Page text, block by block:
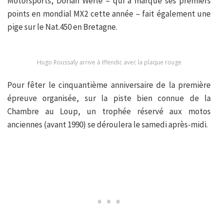
points en mondial MX2 cette année – fait également une
pige sur le Nat.450 en Bretagne.
Hugo Roussaly arrive à Iffendic avec la plaque rouge
Pour fêter le cinquantième anniversaire de la première
épreuve organisée, sur la piste bien connue de la
Chambre au Loup, un trophée réservé aux motos
anciennes (avant 1990) se déroulera le samedi après-midi.